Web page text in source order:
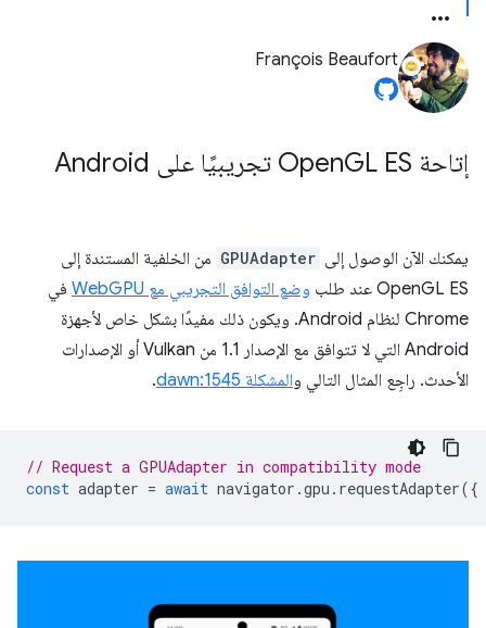
François Beaufort
إتاحة Open GL ES تجريبيًا على Android
يمكنك الآن الوصول إلى GPUAdapter من الخلفية المستندة إلى
OpenGL ES عند طلب
وضع التوافق التجريبي مع WebGPU
في
Chrome لنظام Android. ويكون ذلك مفيدًا بشكل خاص لأجهزة
Android التي لا تتوافق مع الإصدار 1.1 من Vulkan أو الإصدارات
الأحدث. راجِع المثال التالي والمشكلة dawn:1545 .
// Request a GPUAdapter in compatibility mode
const adapter = await navigator .gpu . requestAdapter({